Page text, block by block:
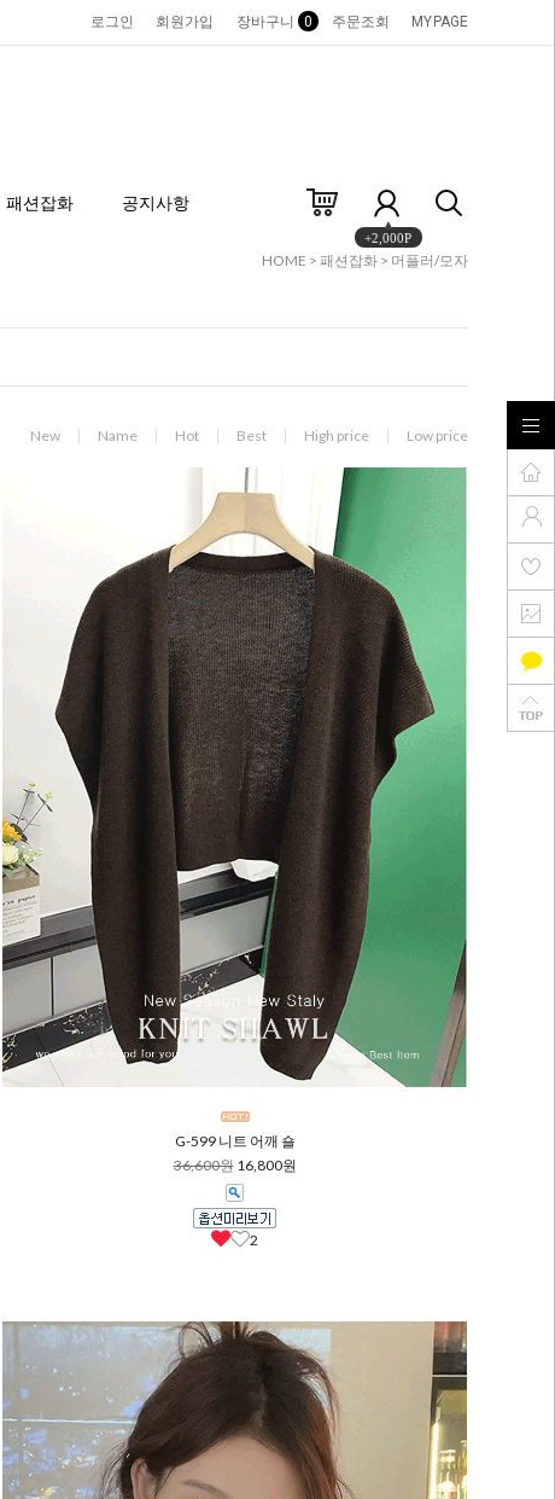
로그인 회원가입 장바구니 0 주문조회 MYPAGE
패션잡화 공지사항
+2,000P
HOME > 패션잡화 > 머플러/모자
New Name Hot Best High price Low price
G-599 니트 어깨 숄
36,600원 16,800원
2